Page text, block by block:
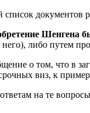
список документов
Шенгена
либо путем
о том, что в
виз, к
на те